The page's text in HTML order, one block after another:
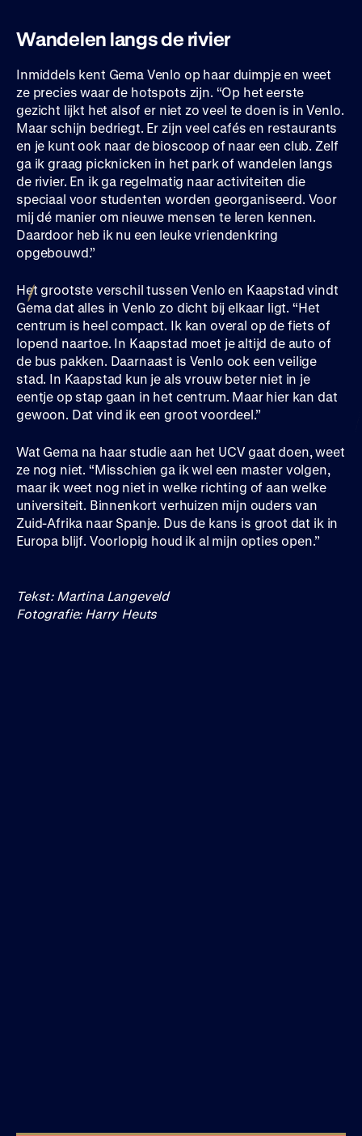
Wandelen langs de rivier
Inmiddels kent Gema Venlo op haar duimpje en weet
ze precies waar de hotspots zijn. “Op het eerste
gezicht lijkt het alsof er niet zo veel te doen is in Venlo.
Maar schijn bedriegt. Er zijn veel cafés en restaurants
en je kunt ook naar de bioscoop of naar een club. Zelf
ga ik graag picknicken in het park of wandelen langs
de rivier. En ik ga regelmatig naar activiteiten die
speciaal voor studenten worden georganiseerd. Voor
mij dé manier om nieuwe mensen te leren kennen.
Daardoor heb ik nu een leuke vriendenkring
opgebouwd.”
Het grootste verschil tussen Venlo en Kaapstad vindt
Gema dat alles in Venlo zo dicht bij elkaar ligt. “Het
centrum is heel compact. Ik kan overal op de fiets of
lopend naartoe. In Kaapstad moet je altijd de auto of
de bus pakken. Daarnaast is Venlo ook een veilige
stad. In Kaapstad kun je als vrouw beter niet in je
eentje op stap gaan in het centrum. Maar hier kan dat
gewoon. Dat vind ik een groot voordeel.”
Wat Gema na haar studie aan het UCV gaat doen, weet
ze nog niet. “Misschien ga ik wel een master volgen,
maar ik weet nog niet in welke richting of aan welke
universiteit. Binnenkort verhuizen mijn ouders van
Zuid-Afrika naar Spanje. Dus de kans is groot dat ik in
Europa blijf. Voorlopig houd ik al mijn opties open.”
Tekst: Martina Langeveld
Fotografie: Harry Heuts